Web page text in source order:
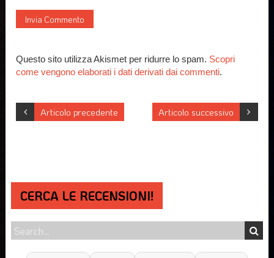
Questo sito utilizza Akismet per ridurre lo spam. Scopri
come vengono elaborati i dati derivati dai commenti.
Articolo successivo
Articolo precedente
CERCA LE RECENSIONI!